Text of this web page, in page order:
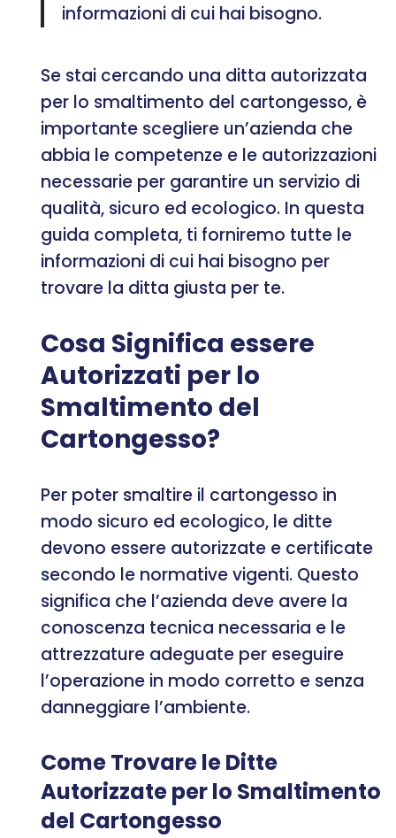
informazioni di cui hai bisogno.
Se stai cercando una ditta autorizzata
per lo smaltimento del cartongesso, è
importante scegliere un’azienda che
abbia le competenze e le autorizzazioni
necessarie per garantire un servizio di
qualità, sicuro ed ecologico. In questa
guida completa, ti forniremo tutte le
informazioni di cui hai bisogno per
trovare la ditta giusta per te.
Cosa Significa essere
Autorizzati per lo
Smaltimento del
Cartongesso?
Per poter smaltire il cartongesso in
modo sicuro ed ecologico, le ditte
devono essere autorizzate e certificate
secondo le normative vigenti. Questo
significa che l’azienda deve avere la
conoscenza tecnica necessaria e le
attrezzature adeguate per eseguire
l’operazione in modo corretto e senza
danneggiare l’ambiente.
Come Trovare le Ditte
Autorizzate per lo Smaltimento
del Cartongesso